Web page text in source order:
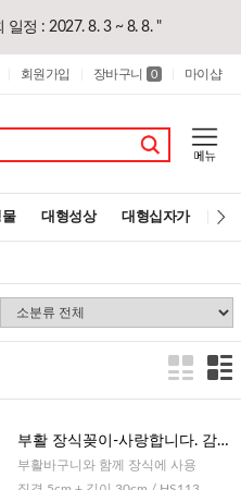
일정 : 2027. 8. 3 ~ 8. 8. "
회원가입 장바구니 0 마이샵
대형성상 대형십자가 레
부활 장식꽂이-사랑합니다. 감사
합니다. 행복하세요.
부활바구니와 함께 장식에 사용